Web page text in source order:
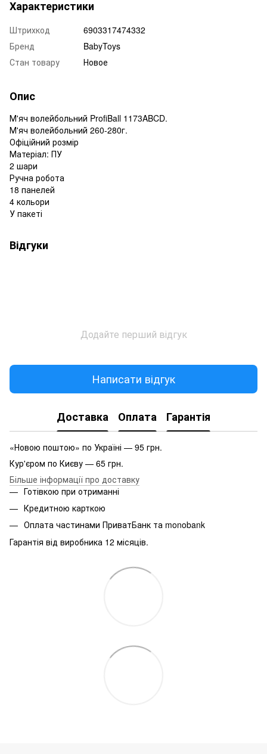
Характеристики
Штрихкод
6903317474332
Бренд
BabyToys
Стан товару
Новое
Опис
М'яч волейбольний ProfiBall 1173ABCD.
М'яч волейбольний 260-280г.
Офіційний розмір
Матеріал: ПУ
2 шари
Ручна робота
18 панелей
4 кольори
У пакеті
Відгуки
Додайте перший відгук
Написати відгук
Доставка Оплата Гарантія
«Новою поштою» по Україні — 95 грн.
Кур'єром по Києву — 65 грн.
Більше інформації про доставку
Готівкою при отриманні
Кредитною карткою
Оплата частинами ПриватБанк та monobank
Гарантія від виробника 12 місяців.